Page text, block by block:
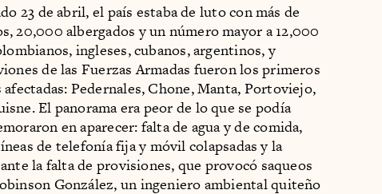
23 de abril, el país estaba de luto con más de
20,000 albergados y un número mayor a 12,000
ingleses, cubanos, argentinos, y
de las Fuerzas Armadas fueron los primeros
Pedernales, Chone, Manta, Portoviejo,
El panorama era peor de lo que se podía
en aparecer: falta de agua y de comida,
de telefonía fija y móvil colapsadas y la
la falta de provisiones, que provocó saqueos
González, un ingeniero ambiental quiteño